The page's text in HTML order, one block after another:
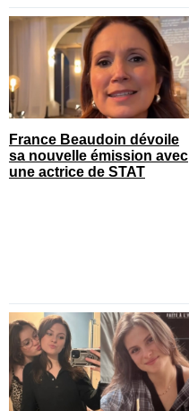
France Beaudoin dévoile
sa nouvelle émission avec
une actrice de STAT